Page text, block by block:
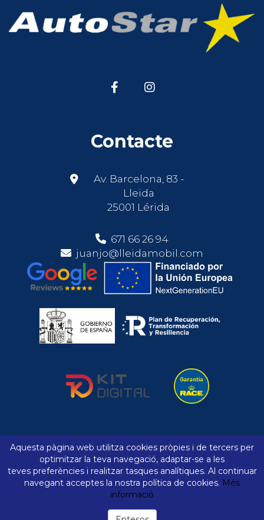
Contacte
Av. Barcelona, 83 -
Lleida
25001 Lérida
671 66 26 94
juanjo@lleidamobil.com
Avís legal
Política de cookies
Comparador
Preferits
Declaració d'accessibilitat
Aquesta pàgina web utilitza cookies pròpies i de tercers per
optimitzar la teva navegació, adaptar-se a les
teves preferències i realitzar tasques analítiques. Al continuar
navegant acceptes la nostra política de cookies. Més
informació